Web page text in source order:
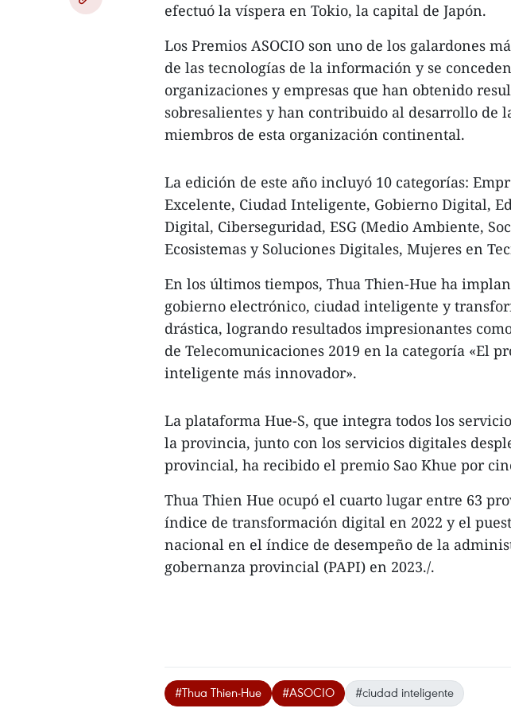
efectuó la víspera en Tokio, la capital de Japón.
Los Premios ASOCIO son uno de los galardones
de las tecnologías de la información y se
organizaciones y empresas que han obtenido
sobresalientes y han contribuido al desarrollo de
miembros de esta organización continental.
La edición de este año incluyó 10 categorías:
Excelente, Ciudad Inteligente, Gobierno Digital,
Digital, Ciberseguridad, ESG (Medio Ambiente,
Ecosistemas y Soluciones Digitales, Mujeres en
En los últimos tiempos, Thua Thien-Hue ha
gobierno electrónico, ciudad inteligente y
drástica, logrando resultados impresionantes
de Telecomunicaciones 2019 en la categoría «El
inteligente más innovador».
La plataforma Hue-S, que integra todos los
la provincia, junto con los servicios digitales
provincial, ha recibido el premio Sao Khue por
Thua Thien Hue ocupó el cuarto lugar entre 63
índice de transformación digital en 2022 y el
nacional en el índice de desempeño de la
gobernanza provincial (PAPI) en 2023./.
#Thua Thien-Hue #ASOCIO #ciudad inteligente